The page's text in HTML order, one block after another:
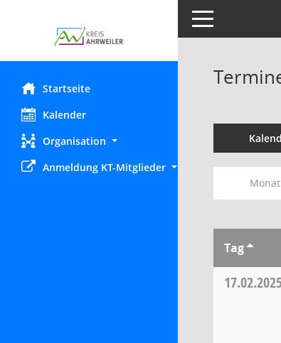
Startseite
Kalender
Organisation
Anmeldung KT-Mitglieder
Toggle navigation
Monat
Tag